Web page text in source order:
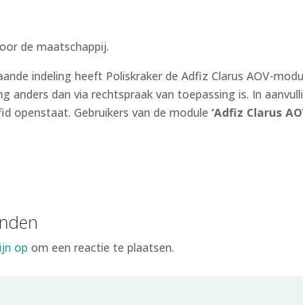
de maatschappij.
indeling heeft Poliskraker de Adfiz Clarus AOV-
anders dan via rechtspraak van toepassing is. In
openstaat. Gebruikers van de module ‘Adfiz Clarus
op om een reactie te plaatsen.